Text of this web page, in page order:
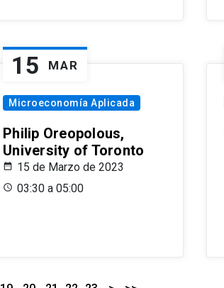
15 MAR
Microeconomía Aplicada
Philip Oreopolous,
University of Toronto
15 de Marzo de 2023
03:30 a 05:00